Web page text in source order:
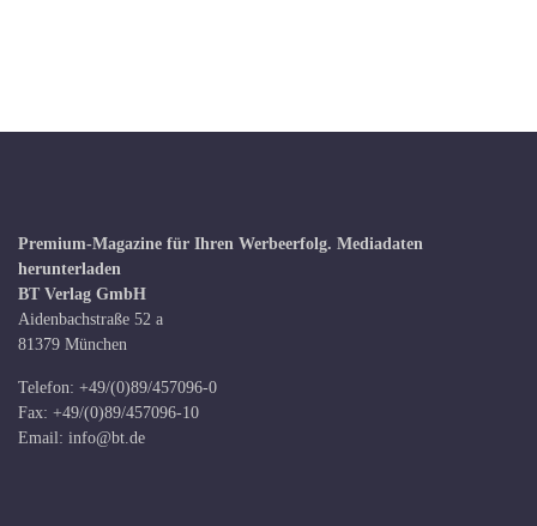
Premium-Magazine für Ihren Werbeerfolg. Mediadaten
herunterladen
BT Verlag GmbH
Aidenbachstraße 52 a
81379 München
Telefon: +49/(0)89/457096-0
Fax: +49/(0)89/457096-10
Email: info@bt.de